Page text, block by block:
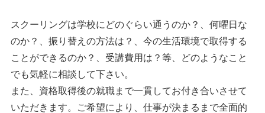
スクーリングは学校にどのぐらい通うのか？、何曜日な
のか？、振り替えの方法は？、今の生活環境で取得する
ことができるのか？、受講費用は？等、どのようなこと
でも気軽に相談して下さい。
また、資格取得後の就職まで一貫してお付き合いさせて
いただきます。ご希望により、仕事が決まるまで全面的